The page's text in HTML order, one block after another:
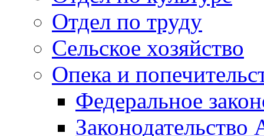
Отдел по труду
Сельское хозяйство
Опека и
Федеральное
Законодательство